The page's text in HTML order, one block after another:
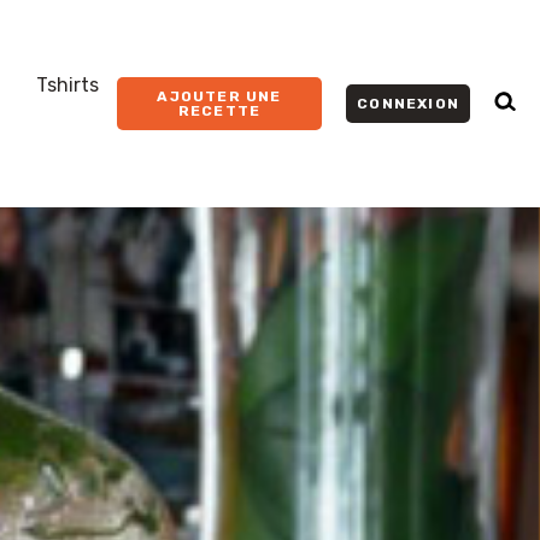
Tshirts
AJOUTER UNE
RECETTE
CONNEXION